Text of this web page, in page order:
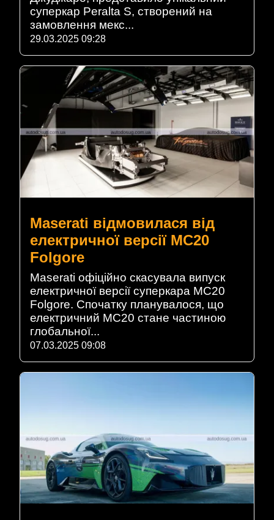
суперкар Peralta S, створений на
замовлення мекс...
29.03.2025 09:28
Maserati відмовилася від
електричної версії MC20
Folgore
Maserati офіційно скасувала випуск
електричної версії суперкара MC20
Folgore. Спочатку планувалося, що
електричний MC20 стане частиною
глобальної...
07.03.2025 09:08